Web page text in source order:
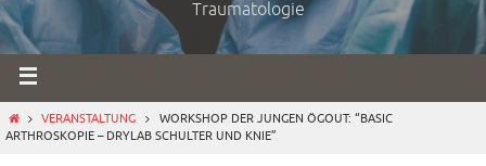
Traumatologie
STARTVERANSTALTUNG
WORKSHOP DER JUNGEN ÖGOUT: “BASIC
ARTHROSKOPIE – DRYLAB SCHULTER UND KNIE”